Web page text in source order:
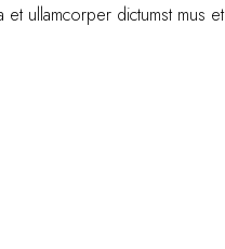
ullamcorper dictumst mus et